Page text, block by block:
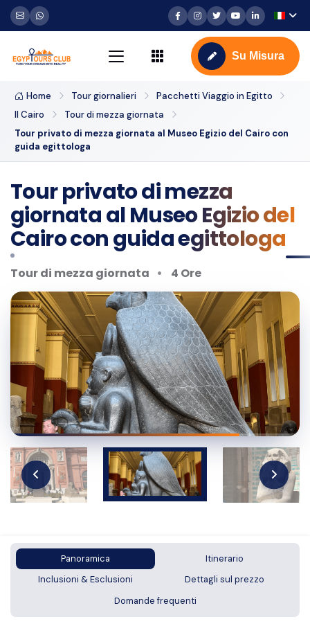
Su Misura
Home Tour giornalieri
Pacchetti Viaggio in Egitto
Il Cairo
Tour di mezza giornata
Tour privato di mezza giornata al Museo Egizio del Cairo con
guida egittologa
Tour privato di mezza
giornata al Museo Egizio del
Cairo con guida egittologa
Tour di mezza giornata 4 Ore
Panoramica
Itinerario
Inclusioni & Esclusioni
Dettagli sul prezzo
Domande frequenti